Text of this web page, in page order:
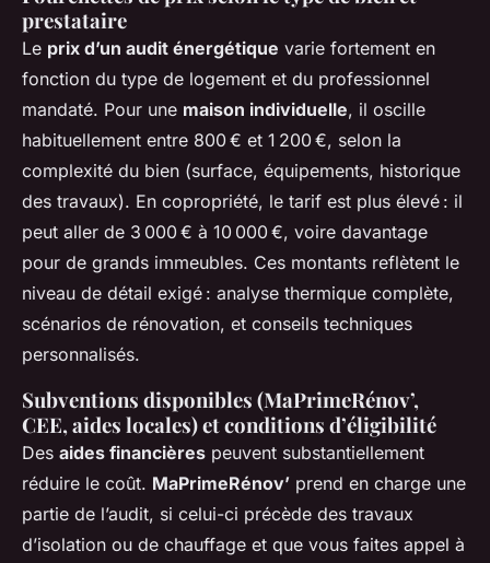
prestataire
Le prix d’un audit énergétique varie fortement en
fonction du type de logement et du professionnel
mandaté. Pour une maison individuelle, il oscille
habituellement entre 800 € et 1 200 €, selon la
complexité du bien (surface, équipements, historique
des travaux). En copropriété, le tarif est plus élevé : il
peut aller de 3 000 € à 10 000 €, voire davantage
pour de grands immeubles. Ces montants reflètent le
niveau de détail exigé : analyse thermique complète,
scénarios de rénovation, et conseils techniques
personnalisés.
Subventions disponibles (MaPrimeRénov’,
CEE, aides locales) et conditions d’éligibilité
Des aides financières peuvent substantiellement
réduire le coût. MaPrimeRénov’ prend en charge une
partie de l’audit, si celui-ci précède des travaux
d’isolation ou de chauffage et que vous faites appel à